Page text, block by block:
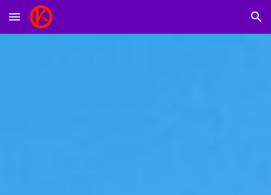
Skip to main content Skip to navigation